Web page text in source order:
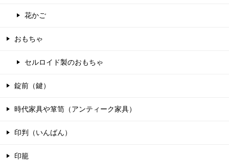
花かご
おもちゃ
セルロイド製のおもちゃ
錠前（鍵）
時代家具や箪笥（アンティーク家具）
印判（いんばん）
印籠